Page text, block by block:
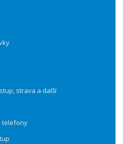
strava a další
telefony